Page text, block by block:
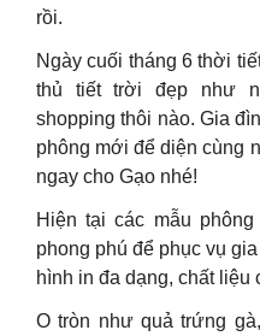
rồi.
Ngày cuối tháng 6 thời
thủ tiết trời đẹp như
shopping thôi nào. Gia
phông mới để diện cùng
ngay cho Gạo nhé!
Hiện tại các mẫu
phong phú để phục vụ
hình in đa dạng, chất liệu
O tròn như quả trứng